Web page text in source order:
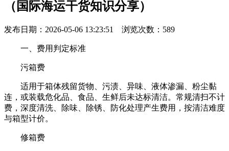
（国际海运干货知识分享）
发布日期：2026-05-06 13:23:51 浏览次数： 589
一、费用判定标准
污箱费
适用于箱体残留货物、污渍、异味、液体渗漏、粉尘黏
连，或装载危化品、食品、生鲜后未达标清洁。常规清扫不计
费，深度清洗、除味、除锈、防化处理产生费用，按清洁难度
与箱型计价。
修箱费